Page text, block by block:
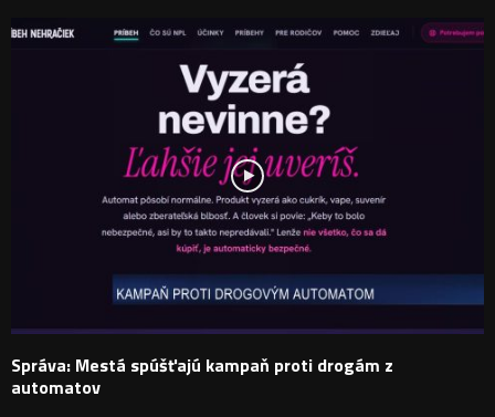
Správa: Mestá spúšťajú kampaň proti drogám z
automatov